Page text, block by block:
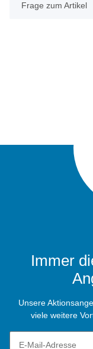
Frage zum Artikel
Immer
Unsere
viele weitere